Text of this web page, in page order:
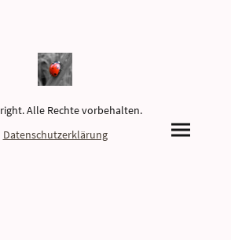
Alle Rechte vorbehalten.
Datenschutzerklärung